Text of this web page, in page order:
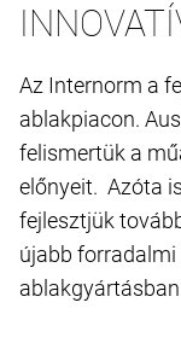
Az Internorm a
ablakpiacon.
felismertük a
előnyeit. Azóta
fejlesztjük
újabb